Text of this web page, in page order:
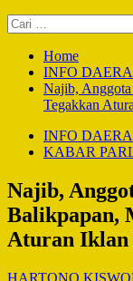
Cari
untuk:
Home
INFO
Najib,
Tegakkan
INFO
KABAR
Najib,
Balikpapan,
Aturan Iklan
HARTONO